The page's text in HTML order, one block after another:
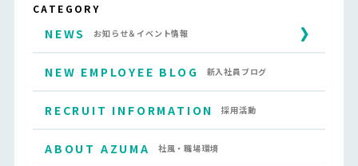
CATEGORY
NEWS お知らせ＆イベント情報
NEW EMPLOYEE BLOG 新入社員ブログ
RECRUIT INFORMATION 採用活動
ABOUT AZUMA 社風・職場環境